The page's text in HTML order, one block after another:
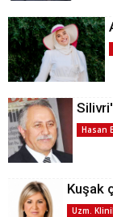
Hasan
Kuşak
Uzm.